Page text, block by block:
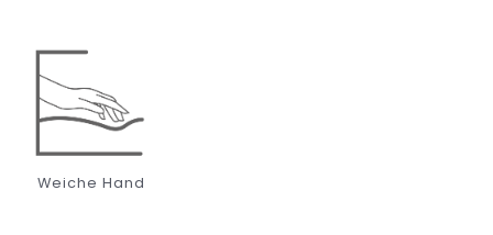
Weiche Hand